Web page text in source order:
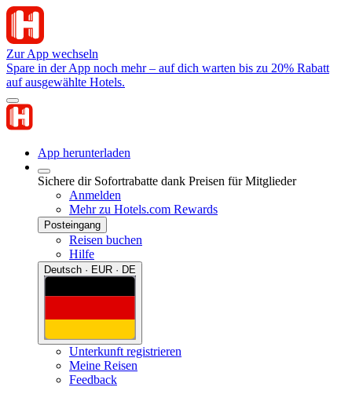
Zur App wechseln
Spare in der App noch mehr – auf dich warten bis zu 20% Rabatt
auf ausgewählte Hotels.
App herunterladen
Sichere dir Sofortrabatte dank Preisen für Mitglieder
Anmelden
Mehr zu Hotels.com Rewards
Posteingang
Reisen buchen
Hilfe
Deutsch · EUR · DE
Unterkunft registrieren
Meine Reisen
Feedback